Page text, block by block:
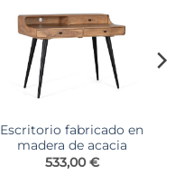
Escritorio fabricado en
madera de acacia
533,00€